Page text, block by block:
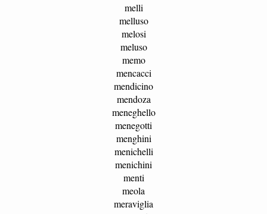
melli
melluso
melosi
meluso
memo
mencacci
mendicino
mendoza
meneghello
menegotti
menghini
menichelli
menichini
menti
meola
meraviglia